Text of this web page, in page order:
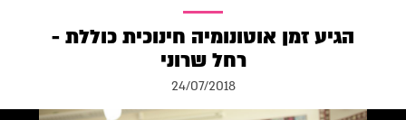
הגיע זמן אוטונומיה חינוכית כוללת -
רחל שרוני
24/07/2018